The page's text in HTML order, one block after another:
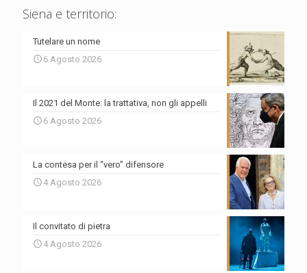
Siena e territorio:
Tutelare un nome
6 Agosto 2026
Il 2021 del Monte: la trattativa, non gli appelli
6 Agosto 2026
La contesa per il “vero” difensore
4 Agosto 2026
Il convitato di pietra
4 Agosto 2026